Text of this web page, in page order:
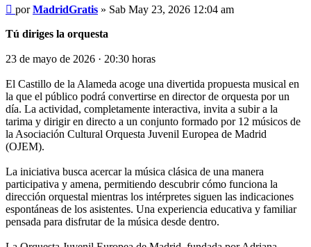
Mensaje
porMadridGratis » Sab May 23, 2026 12:04 am
Tú diriges la orquesta
23 de mayo de 2026 · 20:30 horas
El Castillo de la Alameda acoge una divertida propuesta musical en
la que el público podrá convertirse en director de orquesta por un
día. La actividad, completamente interactiva, invita a subir a la
tarima y dirigir en directo a un conjunto formado por 12 músicos de
la Asociación Cultural Orquesta Juvenil Europea de Madrid
(OJEM).
La iniciativa busca acercar la música clásica de una manera
participativa y amena, permitiendo descubrir cómo funciona la
dirección orquestal mientras los intérpretes siguen las indicaciones
espontáneas de los asistentes. Una experiencia educativa y familiar
pensada para disfrutar de la música desde dentro.